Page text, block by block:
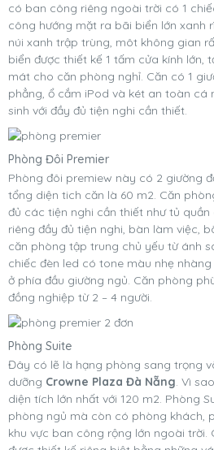
có ban công riêng ngoài trời có 1
công hướng mặt ra bãi biển lớn xanh
núi xanh trập trùng, môt không gian
biển được thiết kế 1 tấm cửa kính lớn,
mát cho căn phòng nghỉ. Căn có 1
phẳng, ổ cắm iPod và két an toàn cá
sinh với đầy đủ tiện nghi cần thiết.
Phòng Đôi Premier
Phòng đôi premiew này có 2 giường
tổng diện tich căn là 60 m2. Căn
đủ các tiện nghi cần thiết như tủ quần
riêng đầy đủ tiện nghi, bàn làm việc,
căn phòng tập trung chủ yếu từ ánh
chiếc đèn led có tone màu nhẹ
ở phía đầu giường ngủ. Căn phòng
đồng nghiệp từ 2 – 4 người.
Phòng Suite
Đây có lẽ là hạng phòng sang trọng
dưỡng Crowne Plaza Đà Nẵng. Vì
diện tích lớn nhất với 120 m2. Phòng
phòng ngủ mà còn có phòng khách,
khu vực ban công rộng lớn ngoài trời.